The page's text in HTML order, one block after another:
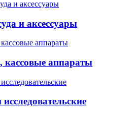
и аксессуары
аппараты